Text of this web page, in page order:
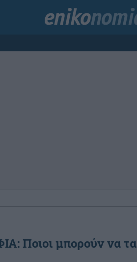
Ποιοι μπορούν να τα